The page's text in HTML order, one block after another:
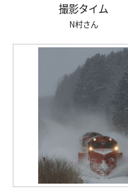
撮影タイム
N村